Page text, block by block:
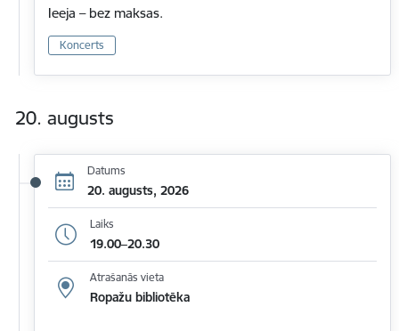
Ieeja – bez maksas.
Koncerts
20. augusts
Datums
20. augusts, 2026
Laiks
19.00–20.30
Atrašanās vieta
Ropažu bibliotēka